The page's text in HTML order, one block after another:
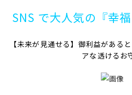
SNS で大人気の『幸
【未来が見通せる】御利益がある
アな透けるお